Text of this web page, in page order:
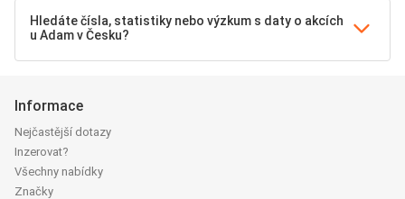
Hledáte čísla, statistiky nebo výzkum s daty o akcích
u Adam v Česku?
Informace
Nejčastější dotazy
Inzerovat?
Všechny nabídky
Značky